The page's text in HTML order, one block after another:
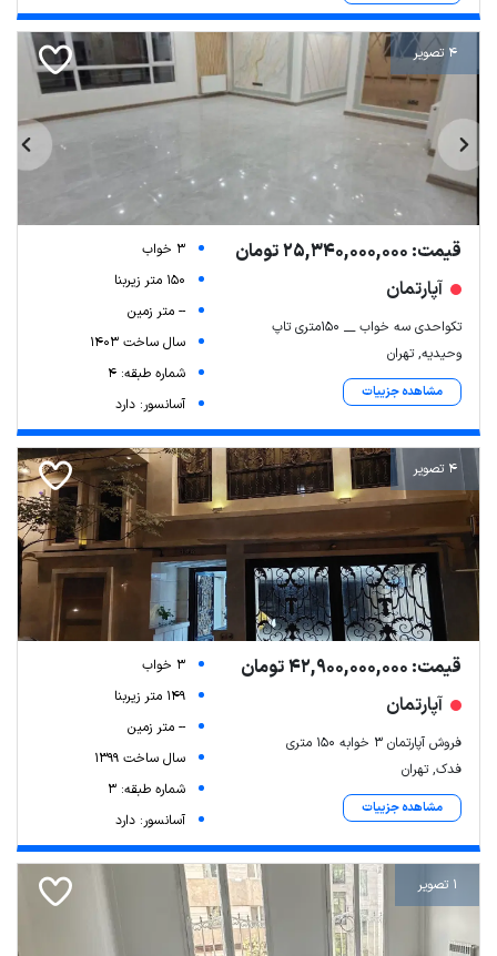
4 تصویر
قیمت: 25,340,000,000 تومان
آپارتمان
تکواحدی سه خواب __ ۱۵۰متری تاپ
وحیدیه, تهران
مشاهده جزییات
3 خواب
150 متر زیربنا
-- متر زمین
سال ساخت 1403
شماره طبقه: 4
آسانسور: دارد
4 تصویر
قیمت: 42,900,000,000 تومان
آپارتمان
فروش آپارتمان ۳ خوابه ۱۵۰ متری
فدک, تهران
مشاهده جزییات
3 خواب
149 متر زیربنا
-- متر زمین
سال ساخت 1399
شماره طبقه: 3
آسانسور: دارد
1 تصویر